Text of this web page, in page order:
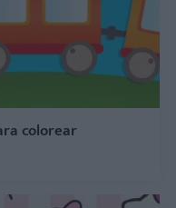
colorear